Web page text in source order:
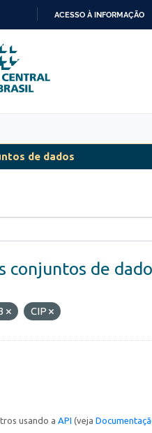
PARA
O
CONTEÚDO
ACESSO À INFORMAÇÃO
de dados
conjuntos de
CIP
usando a API (veja